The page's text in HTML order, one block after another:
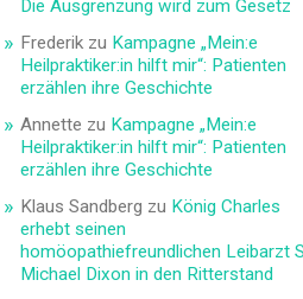
Die Ausgrenzung wird zum Gesetz
Frederik zu Kampagne „Mein:e
Heilpraktiker:in hilft mir“: Patienten
erzählen ihre Geschichte
Annette zu Kampagne „Mein:e
Heilpraktiker:in hilft mir“: Patienten
erzählen ihre Geschichte
Klaus Sandberg zu König Charles
erhebt seinen
homöopathiefreundlichen Leibarzt
Michael Dixon in den Ritterstand